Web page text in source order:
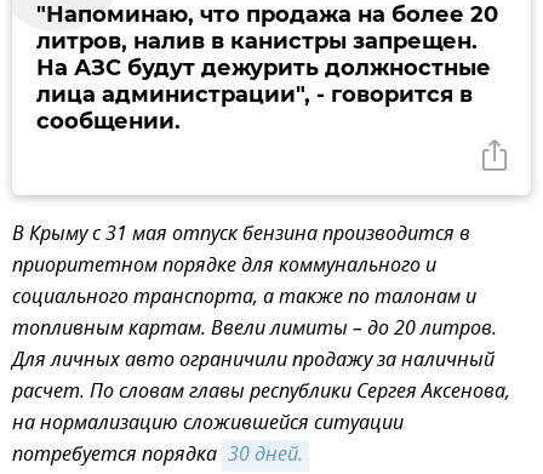
"Напоминаю, что продажа на более 20
литров, налив в канистры запрещен.
На АЗС будут дежурить должностные
лица администрации", - говорится в
сообщении.
В Крыму с 31 мая отпуск бензина производится в
приоритетном порядке для коммунального и
социального транспорта, а также по талонам и
топливным картам. Ввели лимиты – до 20 литров.
Для личных авто ограничили продажу за наличный
расчет. По словам главы республики Сергея Аксенова,
на нормализацию сложившейся ситуации
потребуется порядка 30 дней.